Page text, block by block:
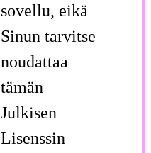
sovellu, eikä
Sinun tarvitse
noudattaa
tämän
Julkisen
Lisenssin